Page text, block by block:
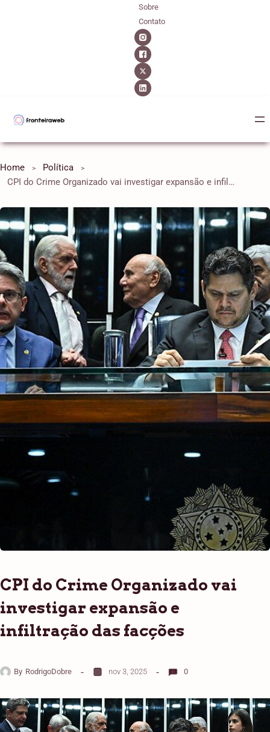
Sobre
Contato
Home
Política
CPI do Crime Organizado vai investigar expansão e infiltração das facções
CPI do Crime Organizado vai
investigar expansão e
infiltração das facções
By RodrigoDobre nov 3, 2025 0